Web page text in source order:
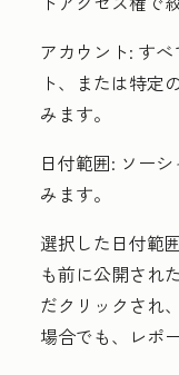
アカウント: す
ト、または特定
みます。
日付範囲: ソー
みます。
選択した日付範
も前に公開され
だクリックされ
場合でも、レポ